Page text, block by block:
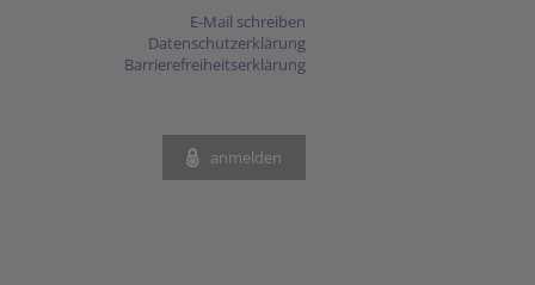
E-Mail schreiben
Datenschutzerklärung
Barrierefreiheitserklärung
anmelden